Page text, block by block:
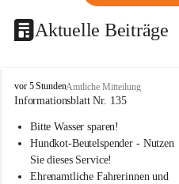
Aktuelle Beiträge
B
u
h
vor 5 StundenAmtliche Mitteilung
Informationsblatt Nr. 135
Bitte Wasser sparen!
Hundkot-Beutelspender - Nutzen
Sie dieses Service!
Ehrenamtliche Fahrerinnen und